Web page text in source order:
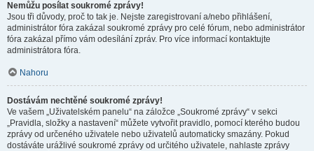
Nemůžu posílat soukromé zprávy!
Jsou tři důvody, proč to tak je. Nejste zaregistrovaní a/nebo přihlášení,
administrátor fóra zakázal soukromé zprávy pro celé fórum, nebo administrátor
fóra zakázal přímo vám odesílání zpráv. Pro více informací kontaktujte
administrátora fóra.
Nahoru
Dostávám nechtěné soukromé zprávy!
Ve vašem „Uživatelském panelu“ na záložce „Soukromé zprávy“ v sekci
„Pravidla, složky a nastavení“ můžete vytvořit pravidlo, pomocí kterého budou
zprávy od určeného uživatele nebo uživatelů automaticky smazány. Pokud
dostáváte urážlivé soukromé zprávy od určitého uživatele, nahlaste zprávy